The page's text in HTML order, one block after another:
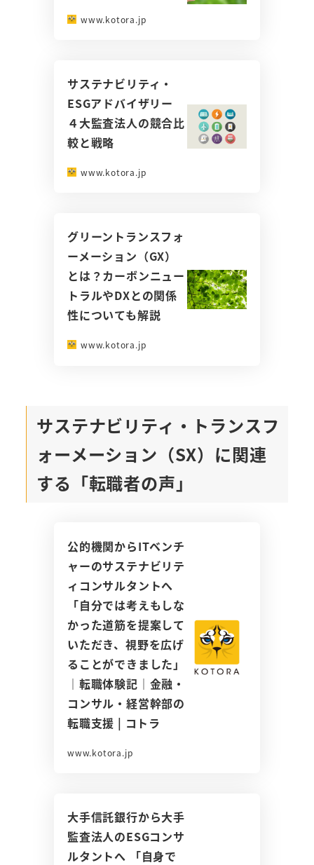
www.kotora.jp
サステナビリティ・
ESGアドバイザリー
４大監査法人の競合比
較と戦略
www.kotora.jp
グリーントランスフォ
ーメーション（GX）
とは？カーボンニュー
トラルやDXとの関係
性についても解説
www.kotora.jp
サステナビリティ・トランスフ
ォーメーション（SX）に関連
する「転職者の声」
公的機関からITベンチ
ャーのサステナビリテ
ィコンサルタントへ
「自分では考えもしな
かった道筋を提案して
いただき、視野を広げ
ることができました」
｜転職体験記｜金融・
コンサル・経営幹部の
転職支援 | コトラ
www.kotora.jp
大手信託銀行から大手
監査法人のESGコンサ
ルタントへ 「自身で